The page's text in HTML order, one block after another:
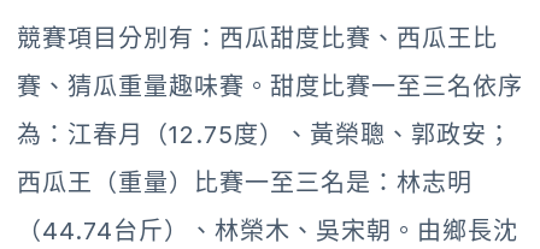
競賽項目分別有：西瓜甜度比賽、西瓜王比
賽、猜瓜重量趣味賽。甜度比賽一至三名依序
為：江春月（12.75度）、黃榮聰、郭政安；
西瓜王（重量）比賽一至三名是：林志明
（44.74台斤）、林榮木、吳宋朝。由鄉長沈